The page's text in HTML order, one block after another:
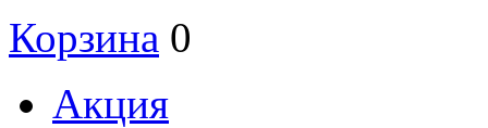
Корзина 0
Акция